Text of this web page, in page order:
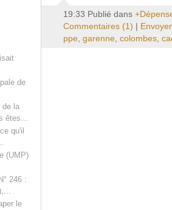
de
de la
êtes...
qu'il
(UMP)
246 :
le
19:33 Publié dans
Commentaires (1)
ppe, garenne, colombes,